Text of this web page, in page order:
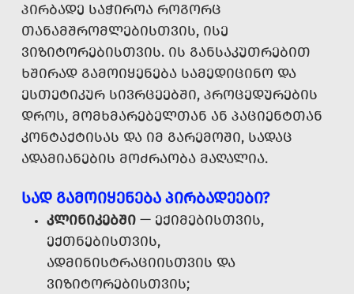
ᲞᲘᲠᲑᲐᲓᲔ ᲡᲐᲭᲘᲠᲝᲐ ᲠᲝᲒᲝᲠᲪ
ᲗᲐᲜᲐᲛᲨᲠᲝᲛᲚᲔᲑᲘᲡᲗᲕᲘᲡ, ᲘᲡᲔ
ᲕᲘᲖᲘᲢᲝᲠᲔᲑᲘᲡᲗᲕᲘᲡ. ᲘᲡ ᲒᲐᲜᲡᲐᲙᲣᲗᲠᲔᲑᲘᲗ
ᲮᲨᲘᲠᲐᲓ ᲒᲐᲛᲝᲘᲧᲔᲜᲔᲑᲐ ᲡᲐᲛᲔᲓᲘᲪᲘᲜᲝ ᲓᲐ
ᲔᲡᲗᲔᲢᲘᲙᲣᲠ ᲡᲘᲕᲠᲪᲔᲔᲑᲨᲘ, ᲞᲠᲝᲪᲔᲓᲣᲠᲔᲑᲘᲡ
ᲓᲠᲝᲡ, ᲛᲝᲛᲮᲛᲐᲠᲔᲑᲔᲚᲗᲐᲜ ᲐᲜ ᲞᲐᲪᲘᲔᲜᲢᲗᲐᲜ
ᲙᲝᲜᲢᲐᲥᲢᲘᲡᲐᲡ ᲓᲐ ᲘᲛ ᲒᲐᲠᲔᲛᲝᲨᲘ, ᲡᲐᲓᲐᲪ
ᲐᲓᲐᲛᲘᲐᲜᲔᲑᲘᲡ ᲛᲝᲫᲠᲐᲝᲑᲐ ᲛᲐᲦᲐᲚᲘᲐ.
ᲡᲐᲓ ᲒᲐᲛᲝᲘᲧᲔᲜᲔᲑᲐ ᲞᲘᲠᲑᲐᲓᲔᲔᲑᲘ?
ᲙᲚᲘᲜᲘᲙᲔᲑᲨᲘ — ᲔᲥᲘᲛᲔᲑᲘᲡᲗᲕᲘᲡ,
ᲔᲥᲗᲜᲔᲑᲘᲡᲗᲕᲘᲡ,
ᲐᲓᲛᲘᲜᲘᲡᲢᲠᲐᲪᲘᲘᲡᲗᲕᲘᲡ ᲓᲐ
ᲕᲘᲖᲘᲢᲝᲠᲔᲑᲘᲡᲗᲕᲘᲡ;